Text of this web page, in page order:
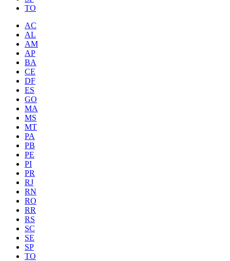
TO
AC
AL
AM
AP
BA
CE
DF
ES
GO
MA
MS
MT
PA
PB
PE
PI
PR
RJ
RN
RO
RR
RS
SC
SE
SP
TO